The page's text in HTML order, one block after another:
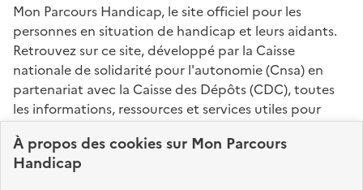
À propos descookiessur Mon Parcours
Handicap
Mon Parcours Handicap, le site officiel pour les
personnes en situation de handicap et leurs aidants.
Retrouvez sur ce site, développé par la Caisse
nationale de solidarité pour l'autonomie (Cnsa) en
partenariat avec la Caisse des Dépôts (CDC), toutes
les informations, ressources et services utiles pour
connaître vos droits, effectuer vos démarches,
identifier vos interlocuteurs.